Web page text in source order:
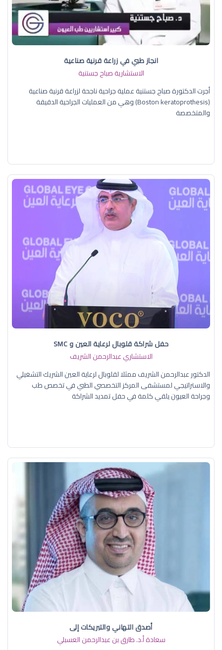
انجاز طبي في زراعة قرنية صناعية
الاستشارية صباح جستنية
أجرت الدكتورة صباح جستنية عملية جراحية ناجحة لزراعة قرنية صناعية
(Boston keratoprothesis) وهي من العمليات الجراحية الدقيقة
والمتخصصة
حفل شراكة قلوبال لرعاية العين و SMC
الاستشاري عبدالرحمن الشريف
الدكتور عبدالرحمن الشريف ممثلا لقلوبال لرعاية العين الشريك التشغيلي
والاستراتيجي لمستشفى المركز التخصصي الطبي في تخصص طب
وجراحة العيون يلقي كلمة في حفل تمديد الشراكة
أصدق التهاني والتبريكات إلى
سعادة أ.د. ​طارق بن عبدالرحمن العسبلي